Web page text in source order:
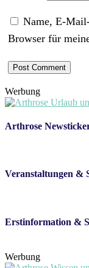
Name, E-
Browser für
Werbung
Arthrose
Veranstaltungen &
Erstinformation &
Werbung